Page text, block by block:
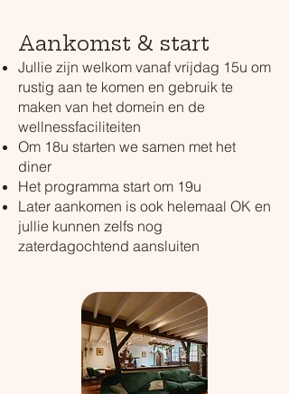
Aankomst & start
Jullie zijn welkom vanaf vrijdag 15u om
rustig aan te komen en gebruik te
maken van het domein en de
wellnessfaciliteiten
Om 18u starten we samen met het
diner
Het programma start om 19u
Later aankomen is ook helemaal OK en
jullie kunnen zelfs nog
zaterdagochtend aansluiten